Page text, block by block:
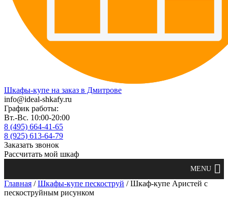
Шкафы-купе на заказ в Дмитрове
info@ideal-shkafy.ru
График работы:
Вт.-Вс. 10:00-20:00
8 (495) 664-41-65
8 (925) 613-64-79
Заказать звонок
Рассчитать мой шкаф
Главная /Шкафы-купе пескоструй / Шкаф-купе Аристей с
пескоструйным рисунком